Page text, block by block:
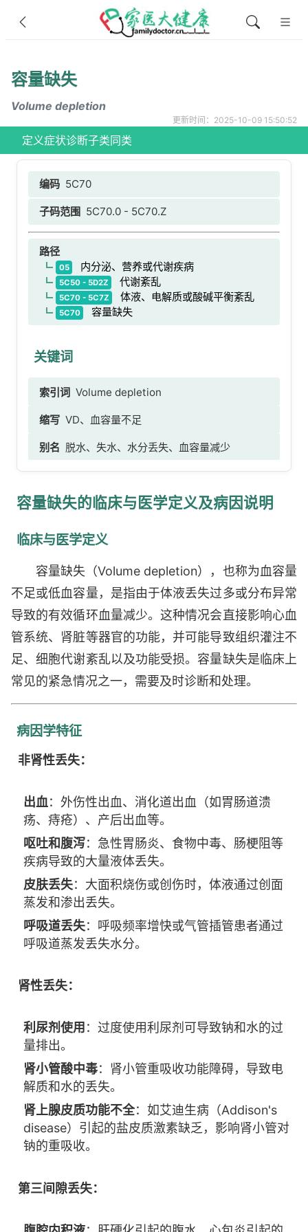
容量缺失
Volume depletion
更新时间：2025-10-09 15:50:52
定义症状诊断子类同类
编码 5C70
子码范围 5C70.0 - 5C70.Z
路径
05 内分泌、营养或代谢疾病
5C50 - 5D2Z 代谢紊乱
5C70 - 5C7Z 体液、电解质或酸碱平衡紊乱
5C70 容量缺失
关键词
索引词 Volume depletion
缩写 VD、血容量不足
别名 脱水、失水、水分丢失、血容量减少
容量缺失的临床与医学定义及病因说明
临床与医学定义
容量缺失（Volume depletion），也称为血容量
不足或低血容量，是指由于体液丢失过多或分布异常
导致的有效循环血量减少。这种情况会直接影响心血
管系统、肾脏等器官的功能，并可能导致组织灌注不
足、细胞代谢紊乱以及功能受损。容量缺失是临床上
常见的紧急情况之一，需要及时诊断和处理。
病因学特征
非肾性丢失：
出血：外伤性出血、消化道出血（如胃肠道溃
疡、痔疮）、产后出血等。
呕吐和腹泻：急性胃肠炎、食物中毒、肠梗阻等
疾病导致的大量液体丢失。
皮肤丢失：大面积烧伤或创伤时，体液通过创面
蒸发和渗出丢失。
呼吸道丢失：呼吸频率增快或气管插管患者通过
呼吸道蒸发丢失水分。
肾性丢失：
利尿剂使用 ：过度使用利尿剂可导致钠和水的过
量排出。
肾小管酸中毒：肾小管重吸收功能障碍，导致电
解质和水的丢失。
肾上腺皮质功能不全：如艾迪生病（Addison's
disease）引起的盐皮质激素缺乏，影响肾小管对
钠的重吸收。
第三间隙丢失：